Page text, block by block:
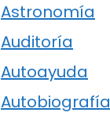
Astronomía
Auditoría
Autoayuda
Autobiografía